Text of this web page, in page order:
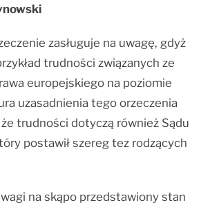
zasługuje na uwagę, gdyż
trudności związanych ze
europejskiego na poziomie
uzasadnienia tego orzeczenia
trudności dotyczą również Sądu
postawił szereg tez rodzących
na skąpo przedstawiony stan